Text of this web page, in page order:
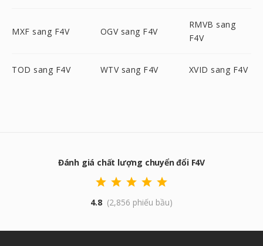
MXF sang F4V OGV sang F4V
RMVB sang
F4V
TOD sang F4V WTV sang F4V XVID sang F4V
Đánh giá chất lượng chuyển đổi F4V
4.8 (2,856 phiếu bầu)